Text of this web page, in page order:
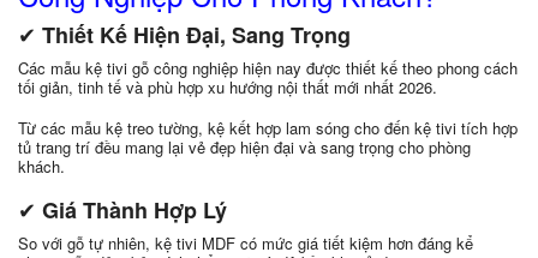
✔ Thiết Kế Hiện Đại, Sang Trọng
Các mẫu kệ tivi gỗ công nghiệp hiện nay được thiết kế theo phong cách
tối giản, tinh tế và phù hợp xu hướng nội thất mới nhất 2026.
Từ các mẫu kệ treo tường, kệ kết hợp lam sóng cho đến kệ tivi tích hợp
tủ trang trí đều mang lại vẻ đẹp hiện đại và sang trọng cho phòng
khách.
✔ Giá Thành Hợp Lý
So với gỗ tự nhiên, kệ tivi MDF có mức giá tiết kiệm hơn đáng kể